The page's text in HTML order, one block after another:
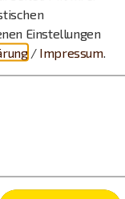
Einstellungen
/ Impressum.